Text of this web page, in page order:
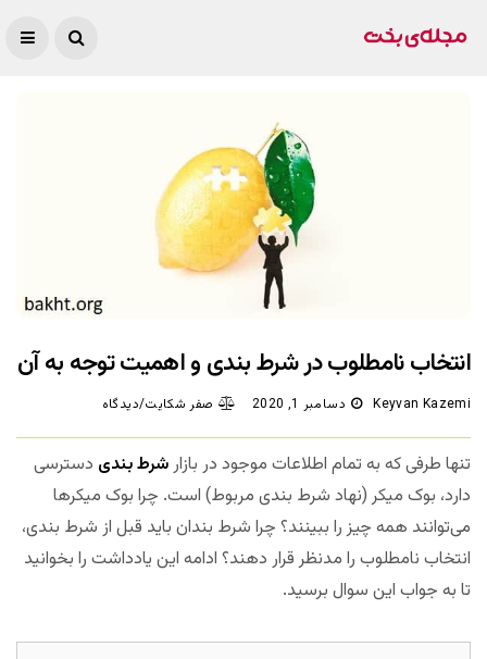
انتخاب نامطلوب در شرط بندی و اهمیت توجه به آن
Keyvan Kazemi دسامبر 1, 2020 صفر شکایت/دیدگاه
تنها طرفی که به تمام اطلاعات موجود در بازارشرط بندی دسترسی
دارد، بوک میکر (نهاد شرط بندی مربوط) است. چرا بوک میکرها
می‌توانند همه چیز را ببینند؟ چرا شرط بندان باید قبل از شرط بندی،
انتخاب نامطلوب را مدنظر قرار دهند؟ ادامه این یادداشت را بخوانید
تا به جواب این سوال برسید.